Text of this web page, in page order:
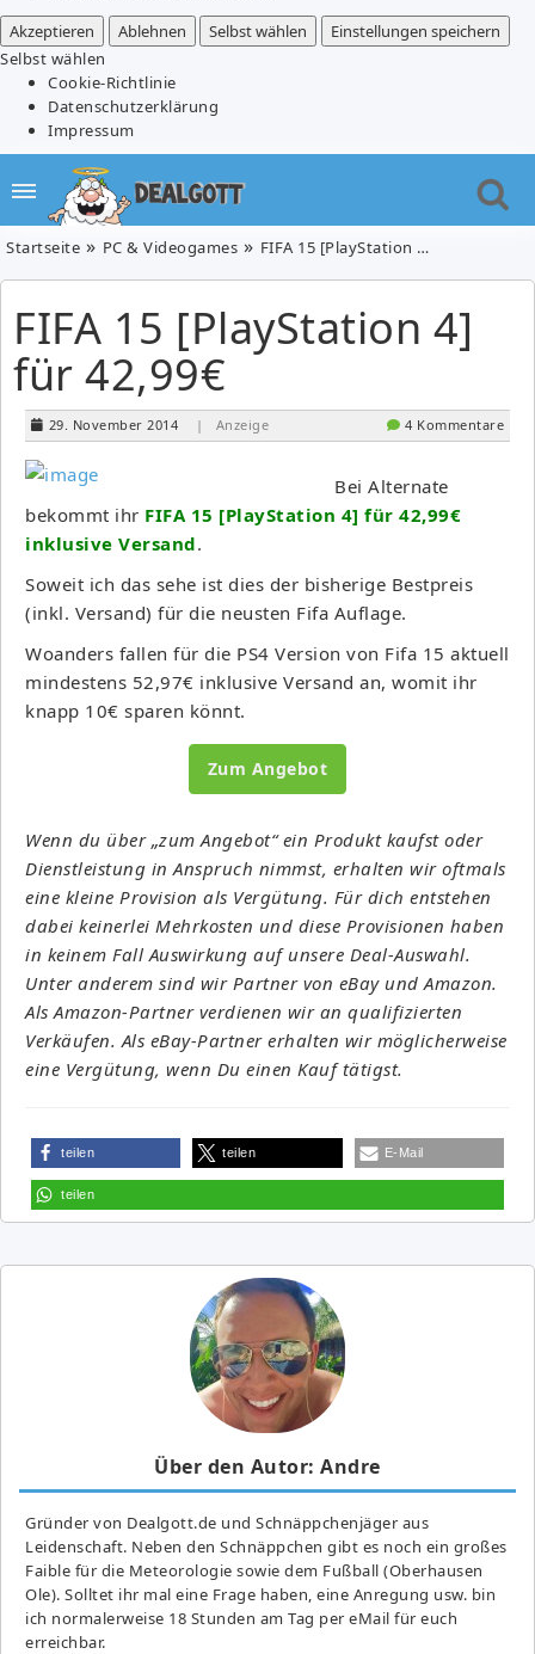
Akzeptieren
Ablehnen Selbst wählen
Einstellungen speichern
Selbst wählen
Cookie-Richtlinie
Datenschutzerklärung
Impressum
Startseite PC & Videogames FIFA 15 [PlayStation 4] für 42,99€
FIFA 15 [PlayStation 4]
für 42,99€
29. November 2014 | Anzeige 4 Kommentare
Bei Alternate
bekommt ihr FIFA 15 [PlayStation 4] für 42,99€
inklusive Versand.
Soweit ich das sehe ist dies der bisherige Bestpreis
(inkl. Versand) für die neusten Fifa Auflage.
Woanders fallen für die PS4 Version von Fifa 15 aktuell
mindestens 52,97€ inklusive Versand an, womit ihr
knapp 10€ sparen könnt.
Zum Angebot
Wenn du über „zum Angebot“ ein Produkt kaufst oder
Dienstleistung in Anspruch nimmst, erhalten wir oftmals
eine kleine Provision als Vergütung. Für dich entstehen
dabei keinerlei Mehrkosten und diese Provisionen haben
in keinem Fall Auswirkung auf unsere Deal-Auswahl.
Unter anderem sind wir Partner von eBay und Amazon.
Als Amazon-Partner verdienen wir an qualifizierten
Verkäufen. Als eBay-Partner erhalten wir möglicherweise
eine Vergütung, wenn Du einen Kauf tätigst.
teilen teilen E-Mail
teilen
Über den Autor: Andre
Gründer von Dealgott.de und Schnäppchenjäger aus
Leidenschaft. Neben den Schnäppchen gibt es noch ein großes
Fai­ble für die Meteorologie sowie dem Fußball (Oberhausen
Ole). Solltet ihr mal eine Frage haben, eine Anregung usw. bin
ich normalerweise 18 Stunden am Tag per eMail für euch
erreichbar.